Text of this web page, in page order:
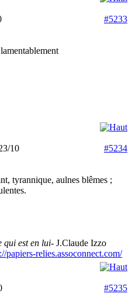
#5233
10
#5234
tyrannique, aulnes blêmes ;
qui est en lui- J.Claude Izzo
papiers-relies.assoconnect.com/
#5235